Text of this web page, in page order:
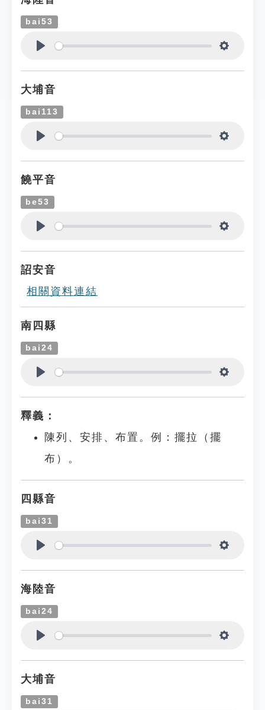
bai53
大埔音
bai113
饒平音
be53
詔安音
相關資料連結
南四縣
bai24
釋義：
陳列、安排、布置。例：擺拉（擺
布）。
四縣音
bai31
海陸音
bai24
大埔音
bai31